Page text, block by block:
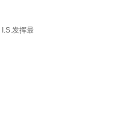
发挥最